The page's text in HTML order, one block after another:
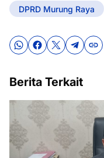
DPRD Murung Raya
Berita Terkait